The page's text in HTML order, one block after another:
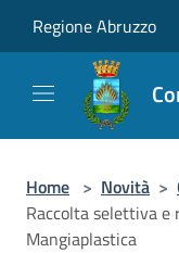
Regione Abruzzo
Home > Novità >
Raccolta selettiva e
Mangiaplastica